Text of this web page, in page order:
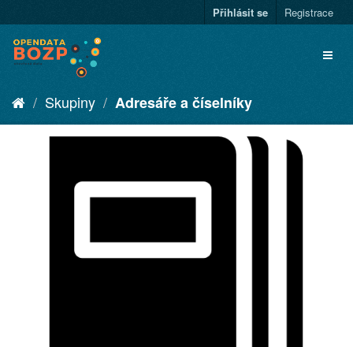
Přihlásit se Registrace
Skupiny Adresáře a číselníky